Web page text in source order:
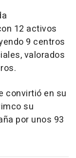
12 activos
9 centros
valorados
convirtió en su
su
por unos 93